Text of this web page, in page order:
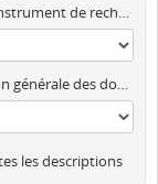
Instrument de recherche
Dénomination générale des documents
les descriptions